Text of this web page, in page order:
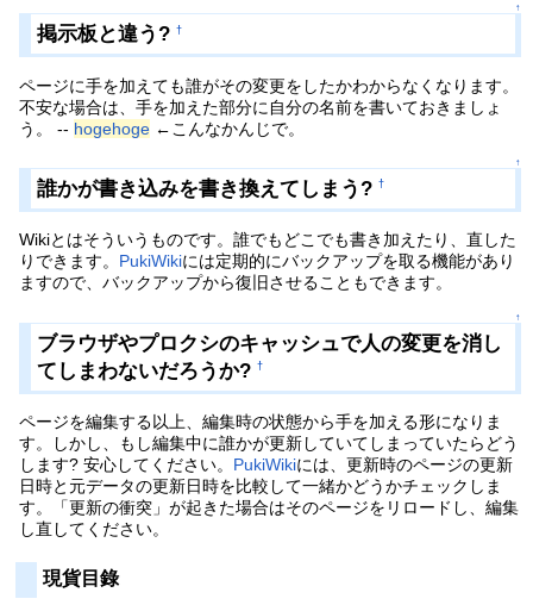
↑
掲示板と違う?†
ページに手を加えても誰がその変更をしたかわからなくなります。
不安な場合は、手を加えた部分に自分の名前を書いておきましょ
う。 -- hogehoge ←こんなかんじで。
↑
誰かが書き込みを書き換えてしまう?†
Wikiとはそういうものです。誰でもどこでも書き加えたり、直した
りできます。 PukiWikiには定期的にバックアップを取る機能があり
ますので、バックアップから復旧させることもできます。
↑
ブラウザやプロクシのキャッシュで人の変更を消し
てしまわないだろうか?†
ページを編集する以上、編集時の状態から手を加える形になりま
す。しかし、もし編集中に誰かが更新していてしまっていたらどう
します? 安心してください。 PukiWikiには、更新時のページの更新
日時と元データの更新日時を比較して一緒かどうかチェックしま
す。「更新の衝突」が起きた場合はそのページをリロードし、編集
し直してください。
現貨目錄